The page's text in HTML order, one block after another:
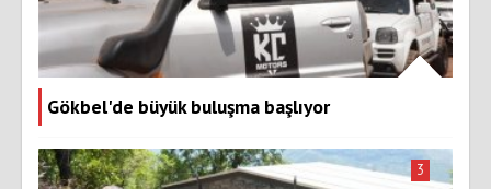
Gökbel'de büyük buluşma başlıyor
3